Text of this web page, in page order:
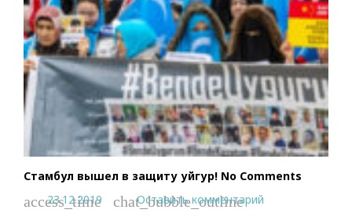
Стамбул вышел в защиту уйгур! No Comments
access_time
23.12.2019 chat_bubble_outline
Оставить комментарий